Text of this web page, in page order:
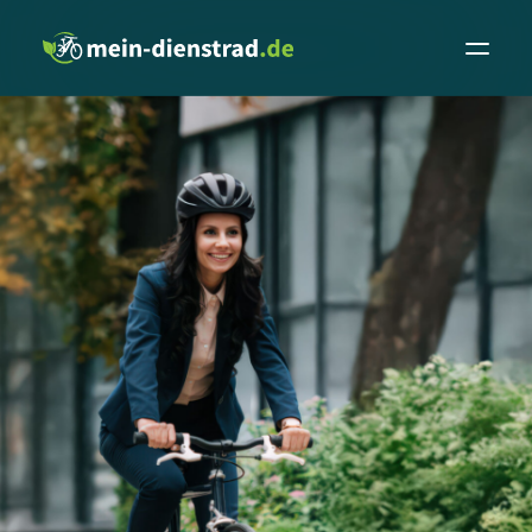
Leasingrechner Fachhändler